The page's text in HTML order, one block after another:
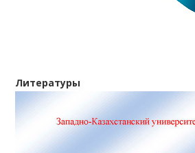
Литературы